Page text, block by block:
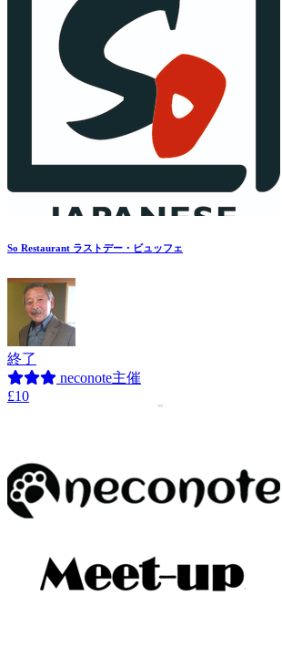
So Restaurant ラストデー・ビュッフェ
終了
neconote主催
£10